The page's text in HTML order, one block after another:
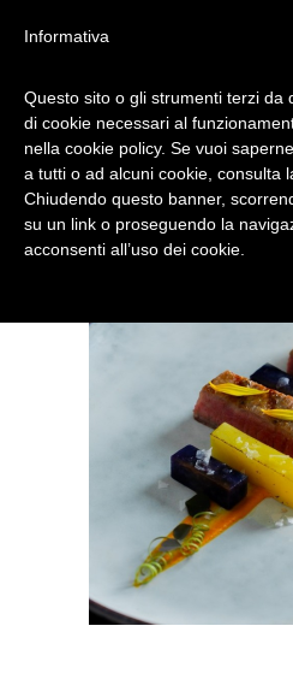
Informativa
Questo sito o gli strumenti terzi da
di cookie necessari al
nella cookie policy. Se vuoi
a tutti o ad alcuni cookie, consulta
Chiudendo questo banner,
su un link o proseguendo la
acconsenti all’uso dei cookie.